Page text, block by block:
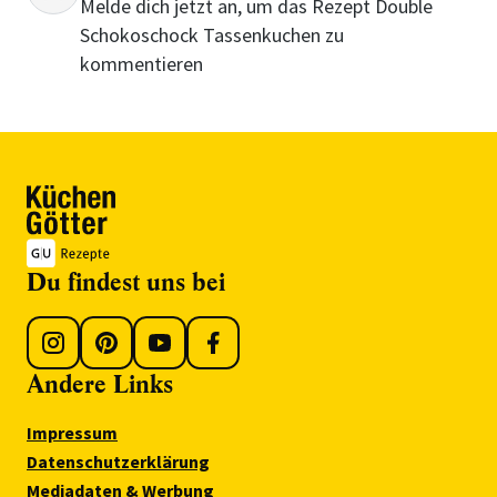
Melde dich jetzt an, um das Rezept Double
Schokoschock Tassenkuchen zu
kommentieren
Du findest uns bei
Andere Links
Impressum
Datenschutzerklärung
Mediadaten & Werbung